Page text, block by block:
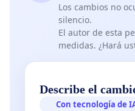
Los cambios no
silencio.
El autor de esta
medidas. ¿Hará
Describe el
Con tecnología de